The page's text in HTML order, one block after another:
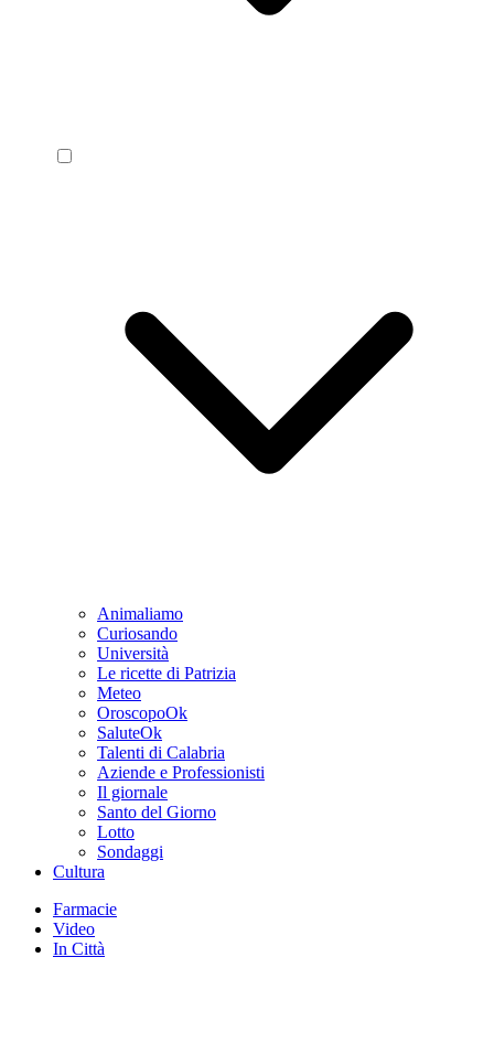
Animaliamo
Curiosando
Università
Le ricette di Patrizia
Meteo
OroscopoOk
SaluteOk
Talenti di Calabria
Aziende e Professionisti
Il giornale
Santo del Giorno
Lotto
Sondaggi
Cultura
Farmacie
Video
In Città